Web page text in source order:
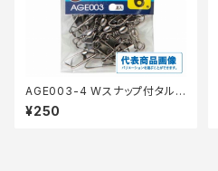
AGE003-4 Wスナップ付タルサ
ルカンブラック 4号徳用
¥250